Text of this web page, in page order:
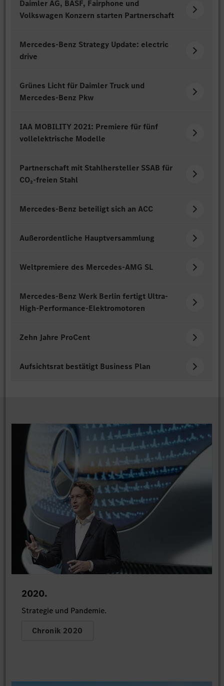
Daimler AG, BASF, Fairphone und
Volkswagen Konzern starten Partnerschaft
Mercedes-Benz Strategy Update: electric
drive
Grünes Licht für Daimler Truck und
Mercedes-Benz Pkw
IAA MOBILITY 2021: Premiere für fünf
vollelektrische Modelle
Partnerschaft mit Stahlhersteller SSAB für
CO₂-freien Stahl
Mercedes-Benz beteiligt sich an ACC
Außerordentliche Hauptversammlung
Weltpremiere des Mercedes-AMG SL
Mercedes-Benz Werk Berlin fertigt Ultra-
High-Performance-Elektromotoren
Zehn Jahre ProCent
Aufsichtsrat bestätigt Business Plan
2020.
Strategie und Pandemie.
Chronik 2020